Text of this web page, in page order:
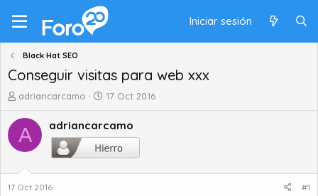
Iniciar sesión
Black Hat SEO
Conseguir visitas para web xxx
A
t
o
r
e
t
adriancarcamo
F
c
h
a
e
17 Oct 2016
A adriancarcamo
17 Oct 2016 #1